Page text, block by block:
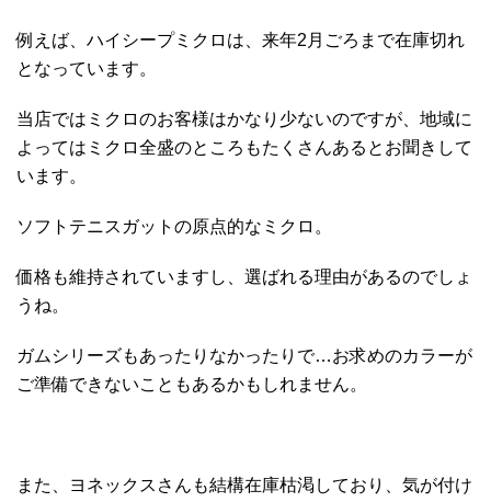
例えば、ハイシープミクロは、来年2月ごろまで在庫切れ
となっています。
当店ではミクロのお客様はかなり少ないのですが、地域に
よってはミクロ全盛のところもたくさんあるとお聞きして
います。
ソフトテニスガットの原点的なミクロ。
価格も維持されていますし、選ばれる理由があるのでしょ
うね。
ガムシリーズもあったりなかったりで…お求めのカラーが
ご準備できないこともあるかもしれません。
また、ヨネックスさんも結構在庫枯渇しており、気が付け